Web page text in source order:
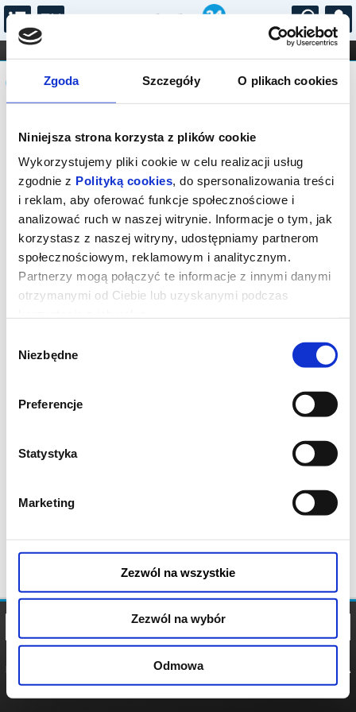
Zgoda Szczegóły O plikach cookies
Niniejsza strona korzysta z plików cookie
Wykorzystujemy pliki cookie w celu realizacji usług
zgodnie z Polityką cookies, do spersonalizowania treści
i reklam, aby oferować funkcje społecznościowe i
analizować ruch w naszej witrynie. Informacje o tym, jak
korzystasz z naszej witryny, udostępniamy partnerom
społecznościowym, reklamowym i analitycznym.
Partnerzy mogą połączyć te informacje z innymi danymi
otrzymanymi od Ciebie lub uzyskanymi podczas
zgody
Niezbędne
Preferencje
Statystyka
Marketing
Zezwól na wszystkie
Zezwól na wybór
Odmowa
...
FILHARMONIA OPERA I BALET
STAND-UP
DLA DZIECI
Komunikat
Sprzedaż biletów on-line na wydarzenie
została zakończona.
POLITYKA
POLITYKA